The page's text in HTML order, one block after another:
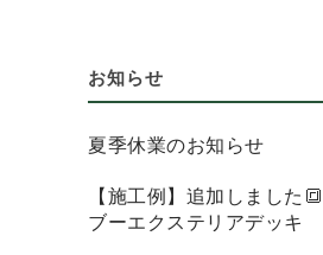
お知らせ
夏季休業のお知らせ
【施工例】追加しました
ブーエクステリアデッキ